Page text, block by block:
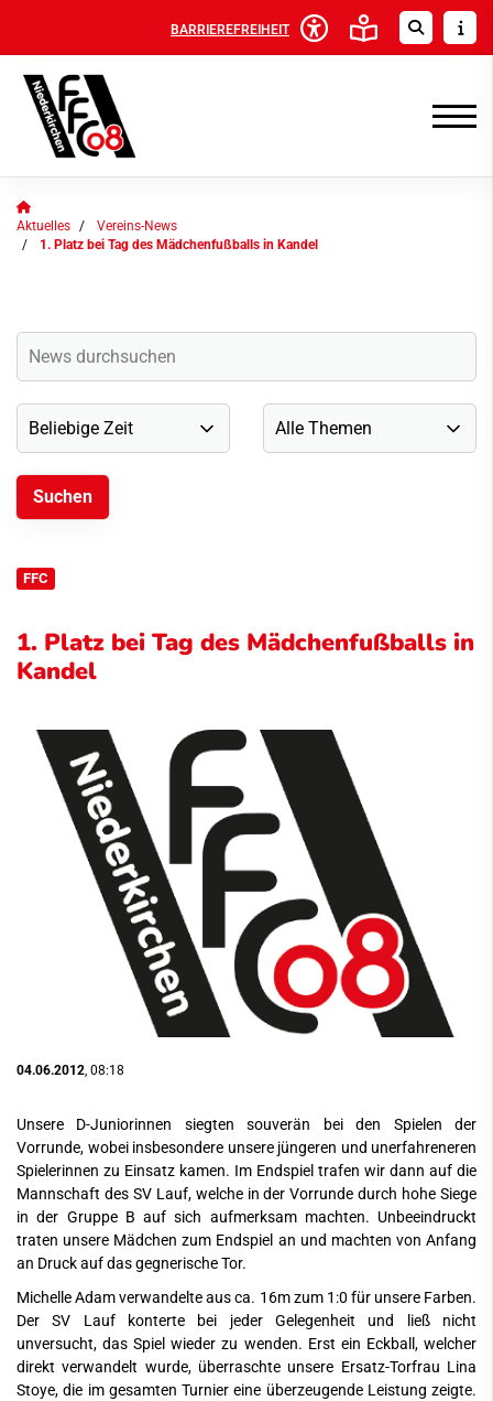
BARRIEREFREIHEIT
Aktuelles
Vereins-News
1. Platz bei Tag des Mädchenfußballs in Kandel
FFC
1. Platz bei Tag des Mädchenfußballs in
Kandel
04.06.2012 , 08:18
Unsere D-Juniorinnen siegten souverän bei den Spielen der
Vorrunde, wobei insbesondere unsere jüngeren und unerfahreneren
Spielerinnen zu Einsatz kamen. Im Endspiel trafen wir dann auf die
Mannschaft des SV Lauf, welche in der Vorrunde durch hohe Siege
in der Gruppe B auf sich aufmerksam machten. Unbeeindruckt
traten unsere Mädchen zum Endspiel an und machten von Anfang
an Druck auf das gegnerische Tor.
Michelle Adam verwandelte aus ca. 16m zum 1:0 für unsere Farben.
Der SV Lauf konterte bei jeder Gelegenheit und ließ nicht
unversucht, das Spiel wieder zu wenden. Erst ein Eckball, welcher
direkt verwandelt wurde, überraschte unsere Ersatz-Torfrau Lina
Stoye, die im gesamten Turnier eine überzeugende Leistung zeigte.